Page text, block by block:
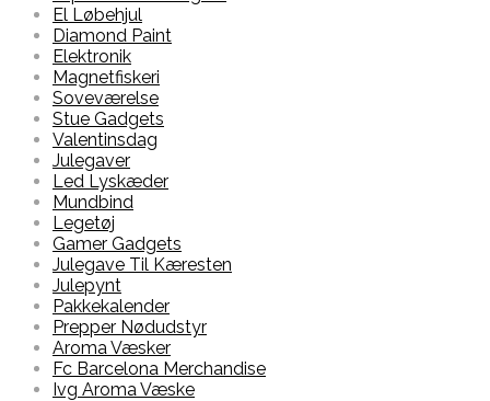
El Løbehjul
Diamond Paint
Elektronik
Magnetfiskeri
Soveværelse
Stue Gadgets
Valentinsdag
Julegaver
Led Lyskæder
Mundbind
Legetøj
Gamer Gadgets
Julegave Til Kæresten
Julepynt
Pakkekalender
Prepper Nødudstyr
Aroma Væsker
Fc Barcelona Merchandise
Ivg Aroma Væske